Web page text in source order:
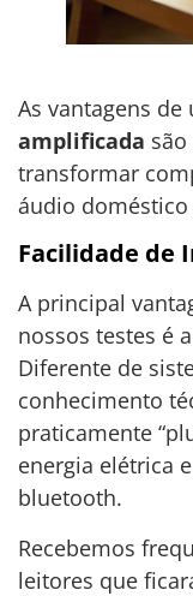
As vantagens de
amplificada
transformar
áudio
Facilidade de
A principal
nossos testes é
Diferente de
conhecimento
praticamente
energia elétrica
bluetooth.
Recebemos
leitores que